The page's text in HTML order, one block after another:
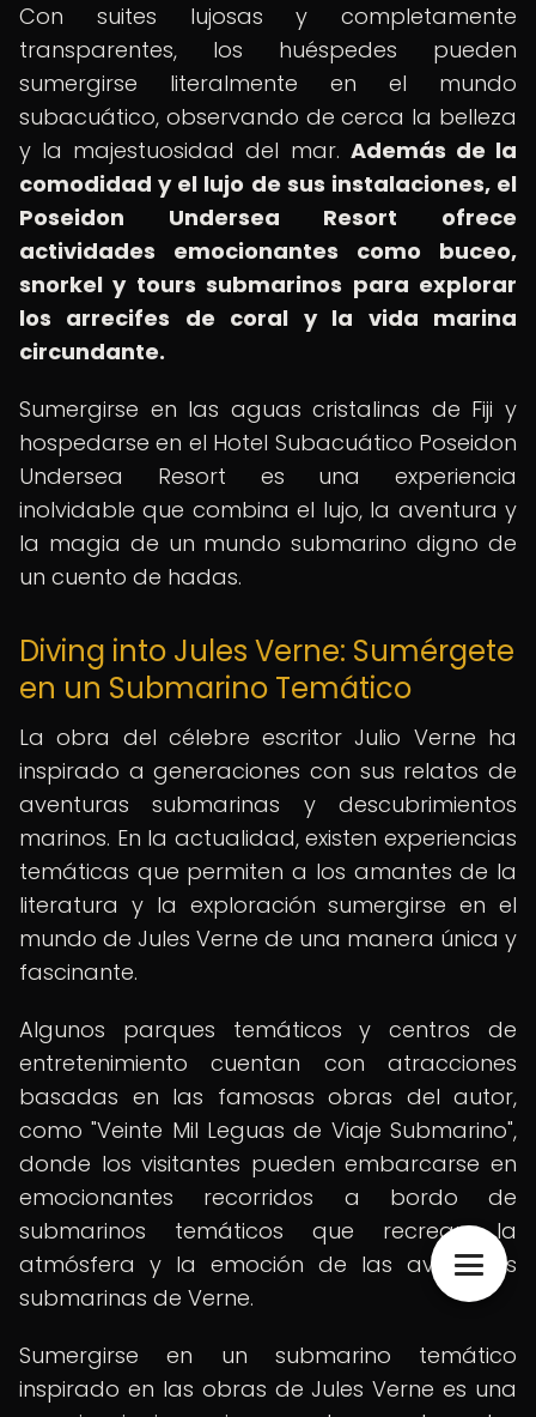
Con suites lujosas y completamente
transparentes, los huéspedes pueden
sumergirse literalmente en el mundo
subacuático, observando de cerca la belleza
y la majestuosidad del mar. Además de la
comodidad y el lujo de sus instalaciones, el
Poseidon Undersea Resort ofrece
actividades emocionantes como buceo,
snorkel y tours submarinos para explorar
los arrecifes de coral y la vida marina
circundante.
Sumergirse en las aguas cristalinas de Fiji y
hospedarse en el Hotel Subacuático Poseidon
Undersea Resort es una experiencia
inolvidable que combina el lujo, la aventura y
la magia de un mundo submarino digno de
un cuento de hadas.
Diving into Jules Verne: Sumérgete
en un Submarino Temático
La obra del célebre escritor Julio Verne ha
inspirado a generaciones con sus relatos de
aventuras submarinas y descubrimientos
marinos. En la actualidad, existen experiencias
temáticas que permiten a los amantes de la
literatura y la exploración sumergirse en el
mundo de Jules Verne de una manera única y
fascinante.
Algunos parques temáticos y centros de
entretenimiento cuentan con atracciones
basadas en las famosas obras del autor,
como "Veinte Mil Leguas de Viaje Submarino",
donde los visitantes pueden embarcarse en
emocionantes recorridos a bordo de
submarinos temáticos que recrean la
atmósfera y la emoción de las aventuras
submarinas de Verne.
Sumergirse en un submarino temático
inspirado en las obras de Jules Verne es una